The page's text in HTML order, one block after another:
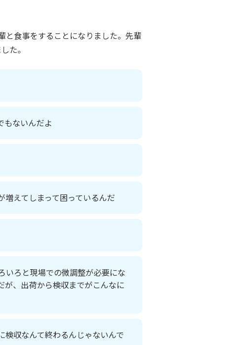
と食事をすることになりました。先輩
た。
もないんだよ
えてしまって困っているんだ
いろと現場での微調整が必要にな
が、出荷から検収までがこんなに
収なんて終わるんじゃないんで